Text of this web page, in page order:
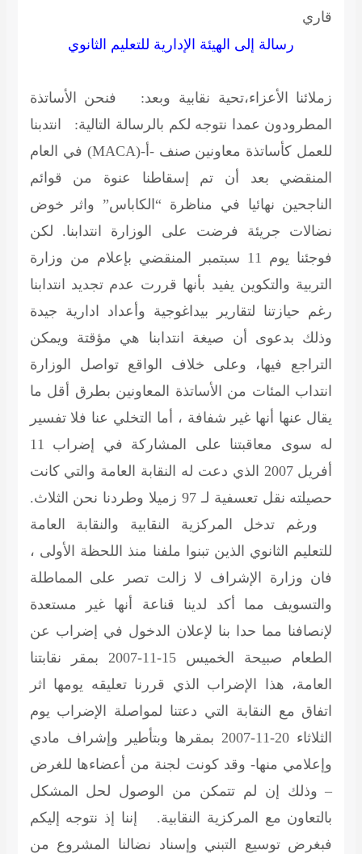
قاري
رسالة إلى الهيئة الإدارية للتعليم الثانوي
زملائنا الأعزاء،تحية نقابية وبعد: فنحن الأساتذة
المطرودون عمدا نتوجه لكم بالرسالة التالية: انتدبنا
للعمل كأساتذة معاونين صنف -أ-(MACA) في العام
المنقضي بعد أن تم إسقاطنا عنوة من قوائم
الناجحين نهائيا في مناظرة “الكاباس” واثر خوض
نضالات جريئة فرضت على الوزارة انتدابنا. لكن
فوجئنا يوم 11 سبتمبر المنقضي بإعلام من وزارة
التربية والتكوين يفيد بأنها قررت عدم تجديد انتدابنا
رغم حيازتنا لتقارير بيداغوجية وأعداد ادارية جيدة
وذلك بدعوى أن صيغة انتدابنا هي مؤقتة ويمكن
التراجع فيها، وعلى خلاف الواقع تواصل الوزارة
انتداب المئات من الأساتذة المعاونين بطرق أقل ما
يقال عنها أنها غير شفافة ، أما التخلي عنا فلا تفسير
له سوى معاقبتنا على المشاركة في إضراب 11
أفريل 2007 الذي دعت له النقابة العامة والتي كانت
حصيلته نقل تعسفية لـ 97 زميلا وطردنا نحن الثلاث.
ورغم تدخل المركزية النقابية والنقابة العامة
للتعليم الثانوي الذين تبنوا ملفنا منذ اللحظة الأولى ،
فان وزارة الإشراف لا زالت تصر على المماطلة
والتسويف مما أكد لدينا قناعة أنها غير مستعدة
لإنصافنا مما حدا بنا لإعلان الدخول في إضراب عن
الطعام صبيحة الخميس 15-11-2007 بمقر نقابتنا
العامة، هذا الإضراب الذي قررنا تعليقه يومها اثر
اتفاق مع النقابة التي دعتنا لمواصلة الإضراب يوم
الثلاثاء 20-11-2007 بمقرها وبتأطير وإشراف مادي
وإعلامي منها- وقد كونت لجنة من أعضاءها للغرض
– وذلك إن لم تتمكن من الوصول لحل المشكل
بالتعاون مع المركزية النقابية. إننا إذ نتوجه إليكم
فبغرض توسيع التبني وإسناد نضالنا المشروع من